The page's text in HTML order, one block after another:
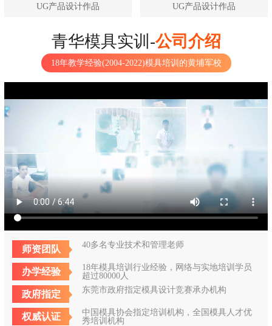
UG产品设计作品 UG产品设计作品
青华模具实训-公司介绍
18年教学经验(2004-2022)模具培训的黄埔军校
师资团队 40多名专业技术和管理老师
办学经验
18年模具培训行业经验，网络与实地培训学员
超过80000人
政府指定 东莞市政府指定模具设计竞赛承办机构
权威认证
中国模具协会指定培训机构，全国模具人才优
秀培训机构